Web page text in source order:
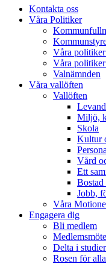
Kontakta oss
Våra Politiker
Våra
Våra
Valnämnden
Våra vallöften
Vallöften
Miljö,
Skola
Kultur
Vård
Ett
Bostad
Jobb,
Våra
Engagera dig
Bli medlem
Delta i studier
Rosen för alla